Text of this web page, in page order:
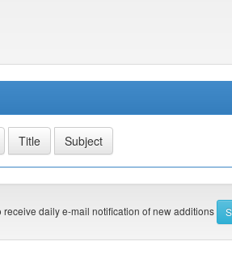
daily e-mail notification of new additions